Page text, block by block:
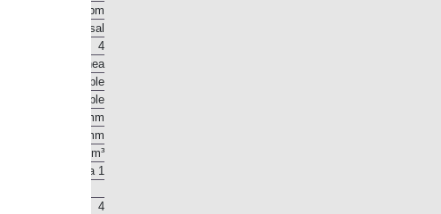
1.500 rpm
Delantero transversal
4
En línea
No disponible
No disponible
71,2 mm
92,2 mm
1.468 cm³
12,5 a 1
4